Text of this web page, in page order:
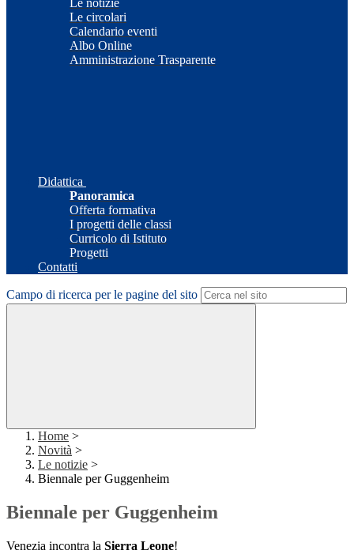
Le notizie
Le circolari
Calendario eventi
Albo Online
Amministrazione Trasparente
Didattica
Panoramica
Offerta formativa
I progetti delle classi
Curricolo di Istituto
Progetti
Contatti
Campo di ricerca per le pagine del sito
Home >
Novità >
Le notizie >
Biennale per Guggenheim
Biennale per Guggenheim
Venezia incontra la Sierra Leone!